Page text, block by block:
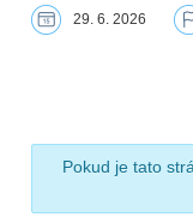
29. 6. 2026
Pokud je tato